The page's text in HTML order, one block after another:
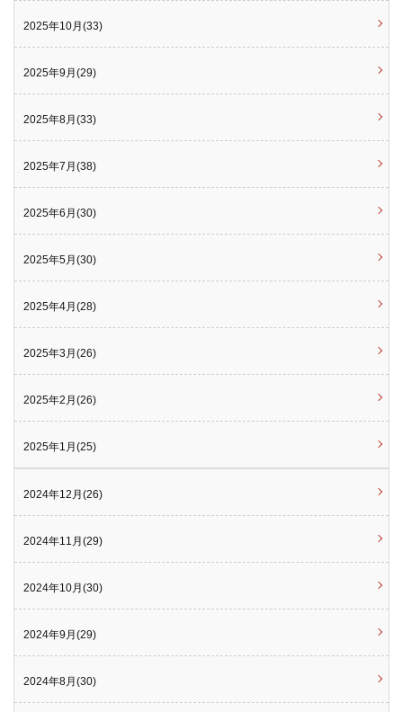
2025年10月(33)
2025年9月(29)
2025年8月(33)
2025年7月(38)
2025年6月(30)
2025年5月(30)
2025年4月(28)
2025年3月(26)
2025年2月(26)
2025年1月(25)
2024年12月(26)
2024年11月(29)
2024年10月(30)
2024年9月(29)
2024年8月(30)